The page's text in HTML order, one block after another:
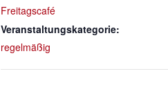
Freitagscafé
Veranstaltungskategorie:
regelmäßig